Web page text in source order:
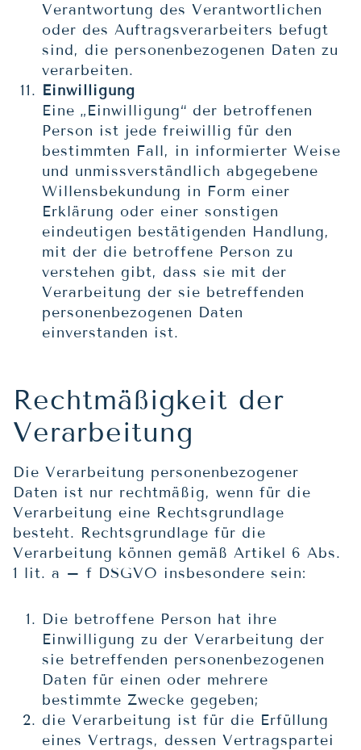
Verantwortung des Verantwortlichen
oder des Auftragsverarbeiters befugt
sind, die personenbezogenen Daten zu
verarbeiten.
Einwilligung
Eine „Einwilligung“ der betroffenen
Person ist jede freiwillig für den
bestimmten Fall, in informierter Weise
und unmissverständlich abgegebene
Willensbekundung in Form einer
Erklärung oder einer sonstigen
eindeutigen bestätigenden Handlung,
mit der die betroffene Person zu
verstehen gibt, dass sie mit der
Verarbeitung der sie betreffenden
personenbezogenen Daten
einverstanden ist.
Rechtmäßigkeit der
Verarbeitung
Die Verarbeitung personenbezogener
Daten ist nur rechtmäßig, wenn für die
Verarbeitung eine Rechtsgrundlage
besteht. Rechtsgrundlage für die
Verarbeitung können gemäß Artikel 6 Abs.
1 lit. a – f DSGVO insbesondere sein:
Die betroffene Person hat ihre
Einwilligung zu der Verarbeitung der
sie betreffenden personenbezogenen
Daten für einen oder mehrere
bestimmte Zwecke gegeben;
die Verarbeitung ist für die Erfüllung
eines Vertrags, dessen Vertragspartei